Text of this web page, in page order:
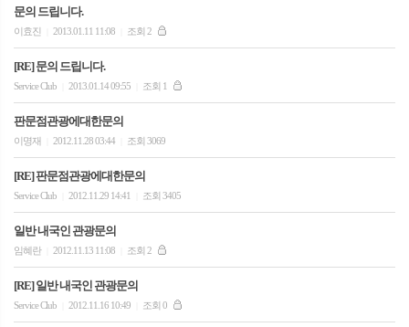
문의 드립니다.
이효진 2013.01.11 11:08 조회 2
[RE] 문의 드립니다.
Service Club 2013.01.14 09:55 조회 1
판문점관광에대한문의
이명재 2012.11.28 03:44 조회 3069
[RE] 판문점관광에대한문의
Service Club 2012.11.29 14:41 조회 3405
일반 내국인 관광문의
임혜란 2012.11.13 11:08 조회 2
[RE] 일반 내국인 관광문의
Service Club 2012.11.16 10:49 조회 0